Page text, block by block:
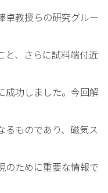
卓教授らの研究グルー
と、さらに試料端付近
成功しました。今回解
るものであり、磁気ス
のために重要な情報で